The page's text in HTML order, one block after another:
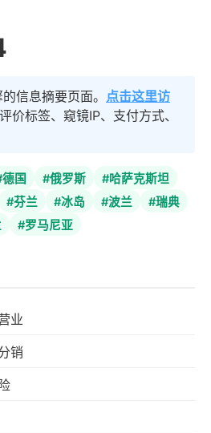
信息摘要页面。 点击这里访
评价标签、窥镜IP、支付方式、
国 #俄罗斯
#哈萨克斯坦
#芬兰 #冰岛 #波兰
#瑞典
#罗马尼亚
业
销